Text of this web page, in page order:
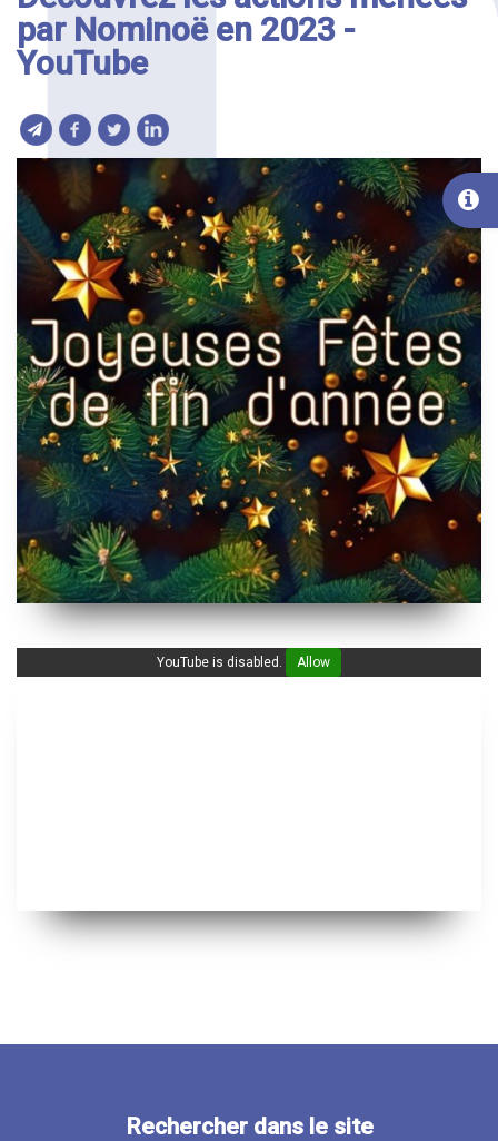
par Nominoë en 2023 -
YouTube
YouTube is disabled. Allow
Rechercher dans le site